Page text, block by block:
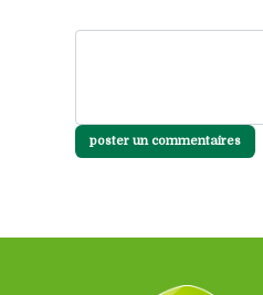
poster un commentaires